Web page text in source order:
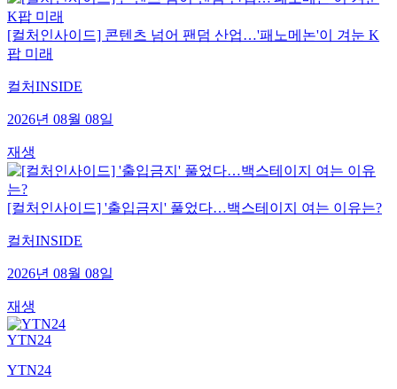
[컬처인사이드] 콘텐츠 넘어 팬덤 산업…'패노메논'이 겨눈 K
팝 미래
컬처INSIDE
2026년 08월 08일
재생
[컬처인사이드] '출입금지' 풀었다…백스테이지 여는 이유는?
컬처INSIDE
2026년 08월 08일
재생
YTN24
YTN24